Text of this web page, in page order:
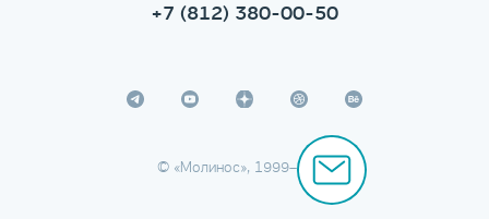
+7 (812) 380-00-50
© «Молинос», 1999–2026